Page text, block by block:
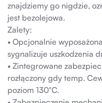
znajdziemy go nigdzie,
jest bezolejowa.
Zalety:
• Opcjonalnie
sygnalizuje uszkodzenia
• Zintegrowane
rozłączony gdy temp.
poziom 130°C.